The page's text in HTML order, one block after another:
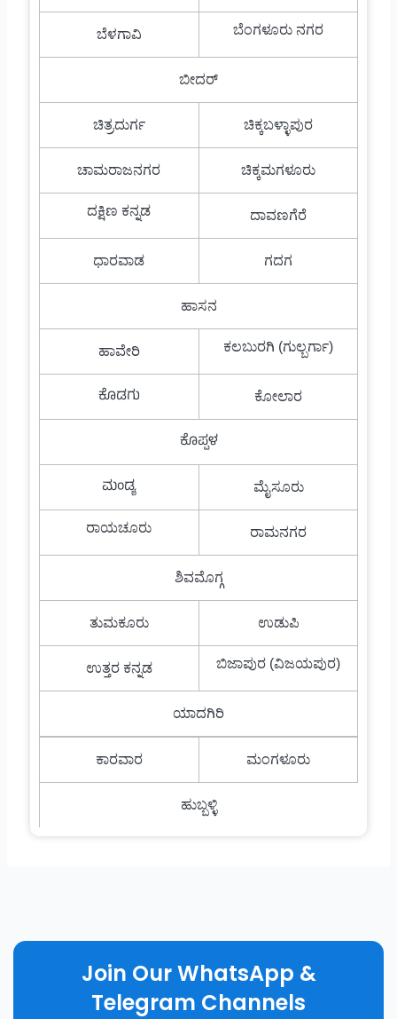
ಬೆಳಗಾವಿ ಬೆಂಗಳೂರು ನಗರ
ಬೀದರ್
ಚಿತ್ರದುರ್ಗ ಚಿಕ್ಕಬಳ್ಳಾಪುರ
ಚಾಮರಾಜನಗರ ಚಿಕ್ಕಮಗಳೂರು
ದಕ್ಷಿಣ ಕನ್ನಡ ದಾವಣಗೆರೆ
ಧಾರವಾಡ ಗದಗ
ಹಾಸನ
ಹಾವೇರಿ ಕಲಬುರಗಿ (ಗುಲ್ಬರ್ಗಾ)
ಕೊಡಗು ಕೋಲಾರ
ಕೊಪ್ಪಳ
ಮಂಡ್ಯ
ಮೈಸೂರು
ರಾಯಚೂರು ರಾಮನಗರ
ಶಿವಮೊಗ್ಗ
ತುಮಕೂರು ಉಡುಪಿ
ಉತ್ತರ ಕನ್ನಡ ಬಿಜಾಪುರ (ವಿಜಯಪುರ)
ಯಾದಗಿರಿ
ಕಾರವಾರ ಮಂಗಳೂರು
ಹುಬ್ಬಳ್ಳಿ
Join Our WhatsApp &
Telegram Channels